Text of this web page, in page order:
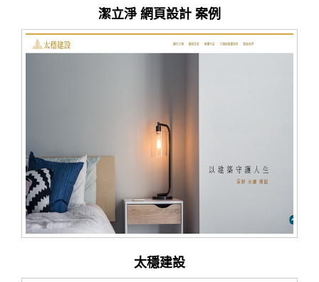
潔立淨 網頁設計 案例
太穩建設